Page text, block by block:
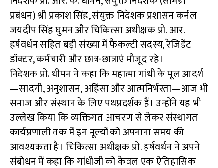
प्रबंधन) श्री प्रकाश सिंह, संयुक्त निदेशक प्रशासन कर्नल
जयदीप सिंह घुमन और चिकित्सा अधीक्षक प्रो. आर.
हर्षवर्धन सहित बड़ी संख्या में फैकल्टी सदस्य, रेजिडेंट
डॉक्टर, कर्मचारी और छात्र-छात्राएं मौजूद रहे।
निदेशक प्रो. धीमन ने कहा कि महात्मा गांधी के मूल आदर्श
—सादगी, अनुशासन, अहिंसा और आत्मनिर्भरता—आज भी
समाज और संस्थान के लिए पथप्रदर्शक हैं। उन्होंने यह भी
उल्लेख किया कि व्यक्तिगत आचरण से लेकर संस्थागत
कार्यप्रणाली तक में इन मूल्यों को अपनाना समय की
आवश्यकता है। चिकित्सा अधीक्षक प्रो. हर्षवर्धन ने अपने
संबोधन में कहा कि गांधीजी को केवल एक ऐतिहासिक